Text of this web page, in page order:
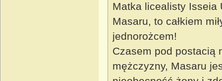
Matka licealisty Isseia
Masaru, to całkiem
jednorożcem!
Czasem pod postacią
mężczyzny, Masaru